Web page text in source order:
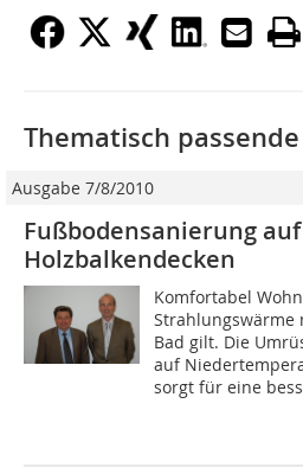
Thematisch
Ausgabe 7/8/2010
Fußbodensanierung auf
Holzbalkendecken
Komfortabel
Strahlungswärme
Bad gilt. Die
auf
sorgt für eine